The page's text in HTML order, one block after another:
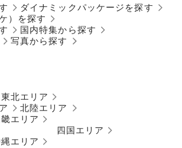
）を探す
ダイナミックパッケージを探す
国内特集から探す
写真から探す
東北エリア
北陸エリア
エリア
四国エリア
エリア